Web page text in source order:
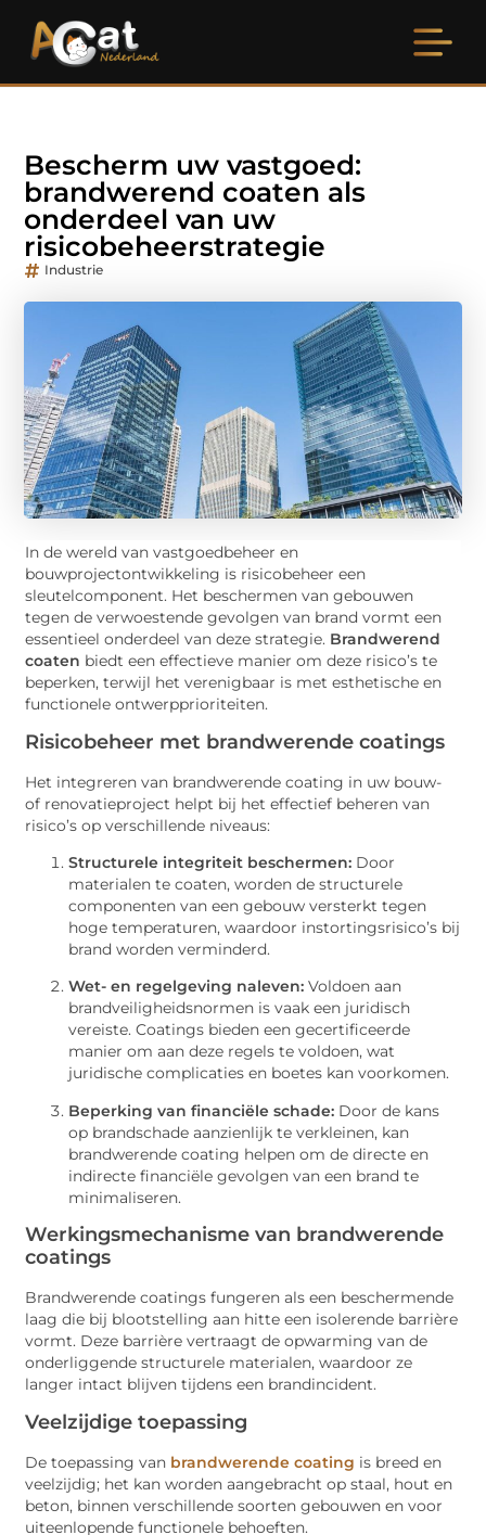
Bescherm uw vastgoed:
brandwerend coaten als
onderdeel van uw
risicobeheerstrategie
Industrie
In de wereld van vastgoedbeheer en
bouwprojectontwikkeling is risicobeheer een
sleutelcomponent. Het beschermen van gebouwen
tegen de verwoestende gevolgen van brand vormt een
essentieel onderdeel van deze strategie. Brandwerend
coaten biedt een effectieve manier om deze risico’s te
beperken, terwijl het verenigbaar is met esthetische en
functionele ontwerpprioriteiten.
Risicobeheer met brandwerende coatings
Het integreren van brandwerende coating in uw bouw-
of renovatieproject helpt bij het effectief beheren van
risico’s op verschillende niveaus:
Structurele integriteit beschermen: Door
materialen te coaten, worden de structurele
componenten van een gebouw versterkt tegen
hoge temperaturen, waardoor instortingsrisico’s bij
brand worden verminderd.
Wet- en regelgeving naleven: Voldoen aan
brandveiligheidsnormen is vaak een juridisch
vereiste. Coatings bieden een gecertificeerde
manier om aan deze regels te voldoen, wat
juridische complicaties en boetes kan voorkomen.
Beperking van financiële schade: Door de kans
op brandschade aanzienlijk te verkleinen, kan
brandwerende coating helpen om de directe en
indirecte financiële gevolgen van een brand te
minimaliseren.
Werkingsmechanisme van brandwerende
coatings
Brandwerende coatings fungeren als een beschermende
laag die bij blootstelling aan hitte een isolerende barrière
vormt. Deze barrière vertraagt de opwarming van de
onderliggende structurele materialen, waardoor ze
langer intact blijven tijdens een brandincident.
Veelzijdige toepassing
De toepassing van brandwerende coating is breed en
veelzijdig; het kan worden aangebracht op staal, hout en
beton, binnen verschillende soorten gebouwen en voor
uiteenlopende functionele behoeften.